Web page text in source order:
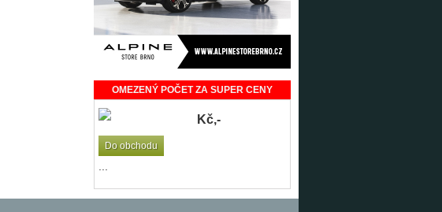
OMEZENÝ POČET ZA SUPER CENY
Kč,-
Do obchodu